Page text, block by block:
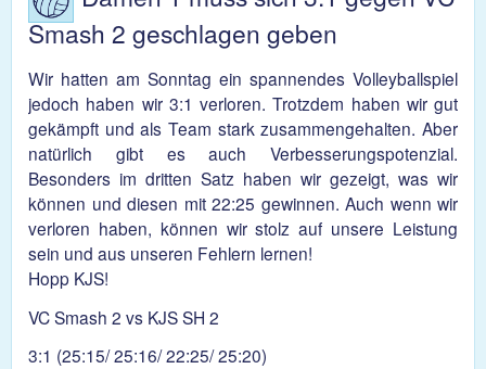
Smash 2 geschlagen geben
Wir hatten am Sonntag ein spannendes Volleyballspiel
jedoch haben wir 3:1 verloren. Trotzdem haben wir gut
gekämpft und als Team stark zusammengehalten. Aber
natürlich gibt es auch Verbesserungspotenzial.
Besonders im dritten Satz haben wir gezeigt, was wir
können und diesen mit 22:25 gewinnen. Auch wenn wir
verloren haben, können wir stolz auf unsere Leistung
sein und aus unseren Fehlern lernen!
Hopp KJS!
VC Smash 2 vs KJS SH 2
3:1 (25:15/ 25:16/ 22:25/ 25:20)